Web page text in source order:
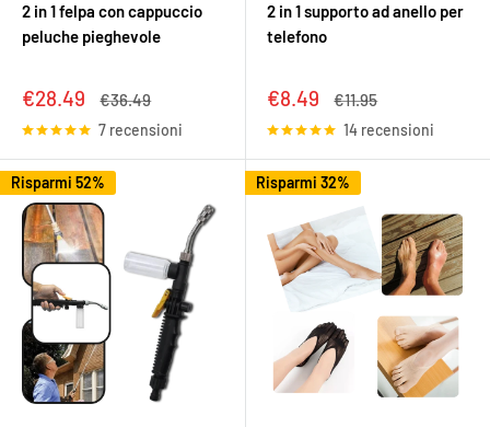
2 in 1 felpa con cappuccio
peluche pieghevole
Prezzo
scontato
€28.49 Prezzo
€36.49
7 recensioni
2 in 1 supporto ad anello per
telefono
Prezzo
scontato
€8.49 Prezzo
€11.95
14 recensioni
Risparmi 52% Risparmi 32%